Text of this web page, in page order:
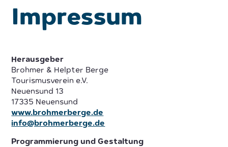
Impressum
Herausgeber
Brohmer & Helpter Berge
Tourismusverein e.V.
Neuensund 13
17335 Neuensund
www.brohmerberge.de
info@brohmerberge.de
Programmierung und Gestaltung